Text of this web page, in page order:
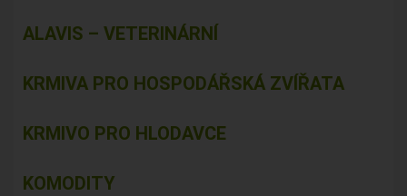
ALAVIS – VETERINÁRNÍ
KRMIVA PRO HOSPODÁŘSKÁ ZVÍŘATA
KRMIVO PRO HLODAVCE
KOMODITY